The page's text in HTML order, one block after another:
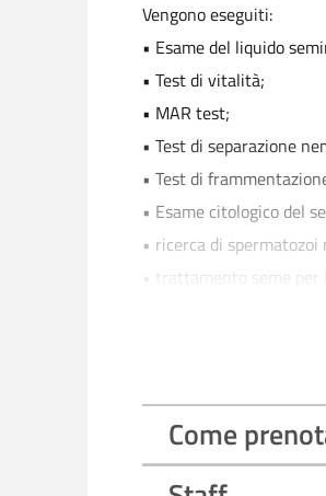
Vengono eseguiti:
• Esame del liquido
• Test di vitalità;
• MAR test;
• Test di separazione
• Test di
• Esame citologico del
• ricerca di
• trattamento seme per
• FIVET;
• ICSI;
BANCA PER LA
Come